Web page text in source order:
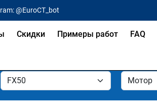
@EuroCT_bot
Скидки Примеры работ FAQ